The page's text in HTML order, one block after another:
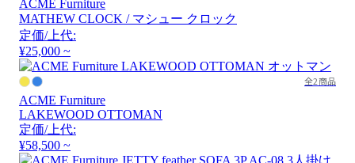
ACME Furniture
MATHEW CLOCK / マシュー クロック
定価/上代:
¥25,000 ~
全2商品
ACME Furniture
LAKEWOOD OTTOMAN
定価/上代:
¥58,500 ~